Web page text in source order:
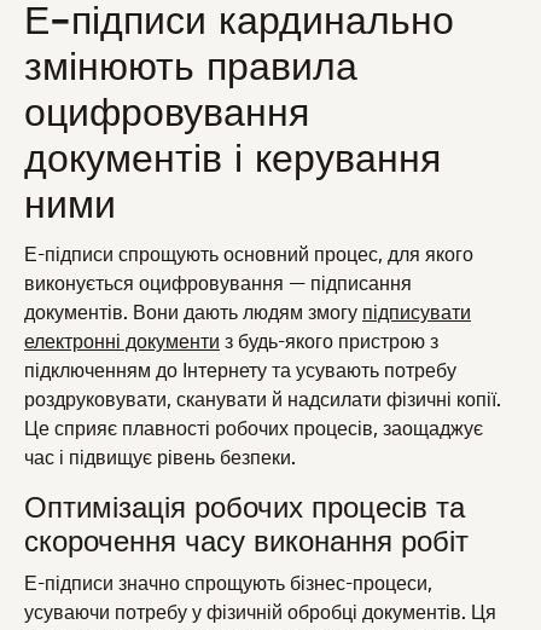
Е-підписи кардинально
змінюють правила
оцифровування
документів і керування
ними
Е-підписи спрощують основний процес, для якого
виконується оцифровування — підписання
документів. Вони дають людям змогу підписувати
електронні документи з будь-якого пристрою з
підключенням до Інтернету та усувають потребу
роздруковувати, сканувати й надсилати фізичні копії.
Це сприяє плавності робочих процесів, заощаджує
час і підвищує рівень безпеки.
Оптимізація робочих процесів та
скорочення часу виконання робіт
Е-підписи значно спрощують бізнес-процеси,
усуваючи потребу у фізичній обробці документів. Ця